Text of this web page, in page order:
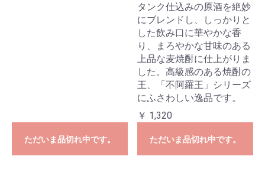
ただいま品切れ中です。
タンク仕込みの原酒を絶妙
にブレンドし、しっかりと
した飲み口に華やかな香
り、まろやかな甘味のある
上品な麦焼酎に仕上がりま
した。高級感のある焼酎の
王、「不阿羅王」シリーズ
にふさわしい逸品です。
￥ 1,320
ただいま品切れ中です。